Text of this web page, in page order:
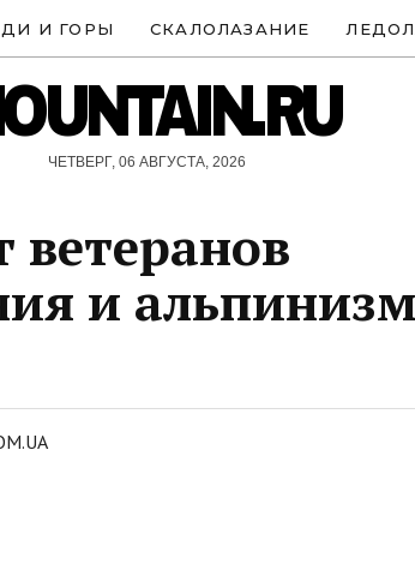
И ГОРЫ СКАЛОЛАЗАНИЕ
ЧЕТВЕРГ, 06 АВГУСТА, 2026
и